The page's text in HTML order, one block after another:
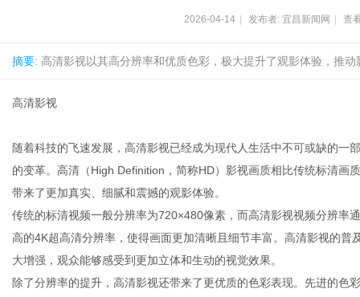
2026-04-14 发布者: 宜昌新闻网 查
摘要: 高清影视以其高分辨率和优质色彩，极大提升了观影体验，推
高清影视
随着科技的飞速发展，高清影视已经成为现代人生活中不可或缺的一
的变革。高清（High Definition，简称HD）影视画质相比传统标清画
带来了更加真实、细腻和震撼的观影体验。
传统的标清视频一般分辨率为720×480像素，而高清影视视频分辨
高的4K超高清分辨率，使得画面更加清晰且细节丰富。高清影视的
大增强，观众能够感受到更加立体和生动的视觉效果。
除了分辨率的提升，高清影视还带来了更优质的色彩表现。先进的色